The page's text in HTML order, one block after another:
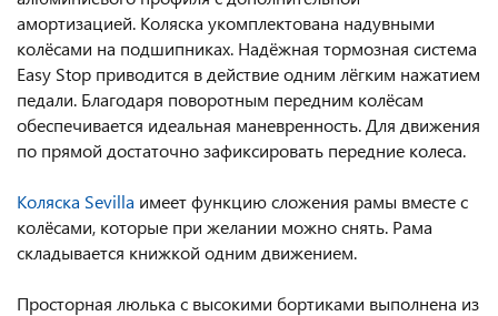
амортизацией. Коляска укомплектована надувными
колёсами на подшипниках. Надёжная тормозная система
Easy Stop приводится в действие одним лёгким нажатием
педали. Благодаря поворотным передним колёсам
обеспечивается идеальная маневренность. Для движения
по прямой достаточно зафиксировать передние колеса.
Коляска Sevilla имеет функцию сложения рамы вместе с
колёсами, которые при желании можно снять. Рама
складывается книжкой одним движением.
Просторная люлька с высокими бортиками выполнена из